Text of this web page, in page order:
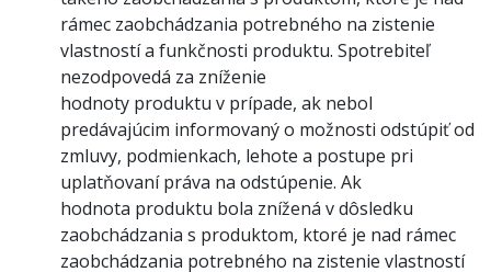
rámec zaobchádzania potrebného na zistenie
vlastností a funkčnosti produktu. Spotrebiteľ
nezodpovedá za zníženie
hodnoty produktu v prípade, ak nebol
predávajúcim informovaný o možnosti odstúpiť od
zmluvy, podmienkach, lehote a postupe pri
uplatňovaní práva na odstúpenie. Ak
hodnota produktu bola znížená v dôsledku
zaobchádzania s produktom, ktoré je nad rámec
zaobchádzania potrebného na zistenie vlastností